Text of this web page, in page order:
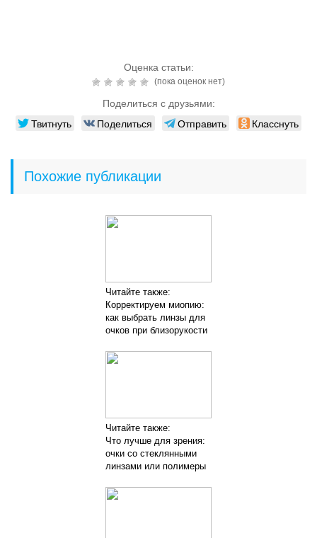
Оценка статьи:
(пока оценок нет)
Поделиться с друзьями:
Твитнуть Поделиться Отправить Класснуть
Похожие публикации
Читайте также:
Корректируем миопию:
как выбрать линзы для
очков при близорукости
Читайте также:
Что лучше для зрения:
очки со стеклянными
линзами или полимеры